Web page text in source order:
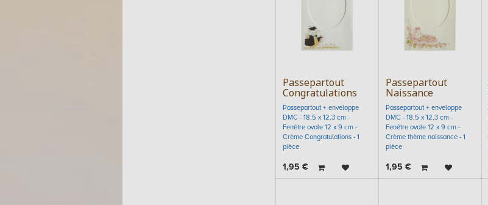
Passepartout
Congratulations
Passepartout + enveloppe
DMC - 18,5 x 12,3 cm -
Fenêtre ovale 12 x 9 cm -
Crème Congratulations - 1
pièce
1,95 €
Passepartout
Naissance
Passepartout + enveloppe
DMC - 18,5 x 12,3 cm -
Fenêtre ovale 12 x 9 cm -
Crème thème naissance - 1
pièce
1,95 €